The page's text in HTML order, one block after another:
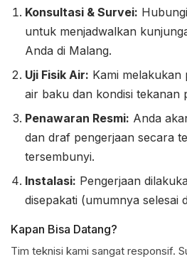
Konsultasi & Survei:
untuk menjadwalkan
Anda di Malang.
Uji Fisik Air: Kami melakukan
air baku dan kondisi tekanan
Penawaran Resmi: Anda
dan draf pengerjaan secara
tersembunyi.
Instalasi: Pengerjaan
disepakati (umumnya selesai
Kapan Bisa Datang?
Tim teknisi kami sangat responsif.